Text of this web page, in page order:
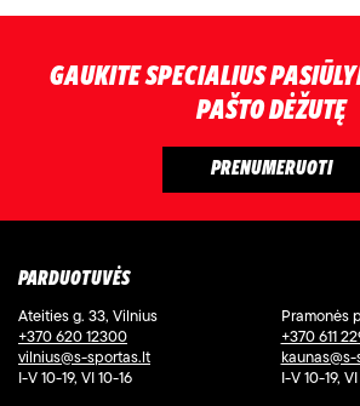
GAUKITE SPECIALIUS
PAŠTO DĖŽUTĘ
PARDUOTUVĖS
Ateities g. 33, Vilnius
+370 620 12300
vilnius@s-sportas.lt
I-V 10-19, VI 10-16
Pramonės
+370 611
I-V 10-19,